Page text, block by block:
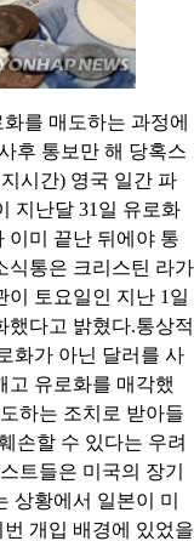
를 매도하는 과정에
후 통보만 해 당혹스
시간) 영국 일간 파
지난달 31일 유로화
이미 끝난 뒤에야 통
식통은 크리스틴 라가
이 토요일인 지난 1일
했다고 밝혔다.통상적
화가 아닌 달러를 사
고 유로화를 매각했
하는 조치로 받아들
손할 수 있다는 우려
트들은 미국의 장기
상황에서 일본이 미
개입 배경에 있었을